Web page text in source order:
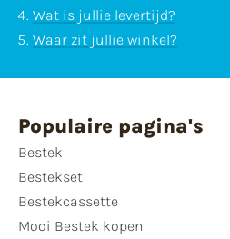
Wat is jullie levertijd?
Waar zit jullie winkel?
Populaire pagina's
Bestek
Bestekset
Bestekcassette
Mooi Bestek kopen